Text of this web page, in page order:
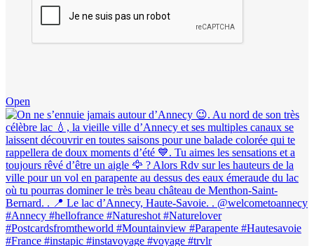
Open